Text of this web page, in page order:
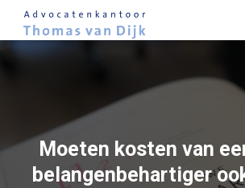
content
Moeten kosten van
belangenbehartiger